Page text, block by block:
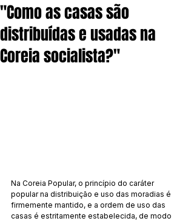
"Como as casas são
distribuídas e usadas na
Coreia socialista?"
Na Coreia Popular, o princípio do caráter
popular na distribuição e uso das moradias é
firmemente mantido, e a ordem de uso das
casas é estritamente estabelecida, de modo